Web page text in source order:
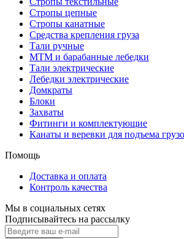
Стропы цепные
Стропы канатные
Средства крепления груза
Тали ручные
МТМ и барабанные лебедки
Тали электрические
Лебедки электрические
Домкраты
Блоки
Захваты
Фитинги и комплектующие
Канаты и веревки для подъема
Помощь
Доставка и оплата
Контроль качества
Мы в социальных сетях
Подписывайтесь на рассылку